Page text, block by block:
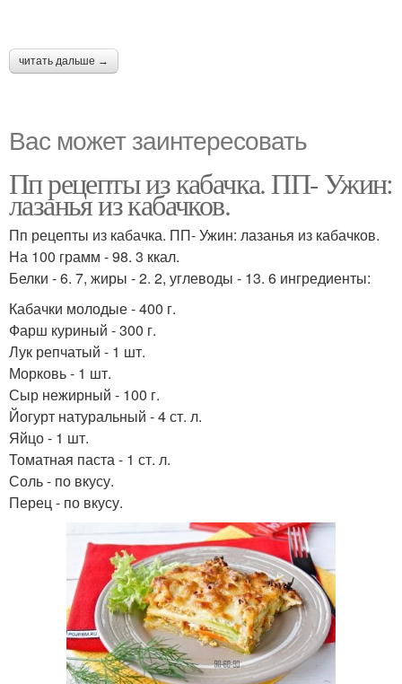
читать дальше →
Вас может заинтересовать
Пп рецепты из кабачка. ПП- Ужин:
лазанья из кабачков.
Пп рецепты из кабачка. ПП- Ужин: лазанья из кабачков.
На 100 грамм - 98. 3 ккал.
Белки - 6. 7, жиры - 2. 2, углеводы - 13. 6 ингредиенты:
Кабачки молодые - 400 г.
Фарш куриный - 300 г.
Лук репчатый - 1 шт.
Морковь - 1 шт.
Сыр нежирный - 100 г.
Йогурт натуральный - 4 ст. л.
Яйцо - 1 шт.
Томатная паста - 1 ст. л.
Соль - по вкусу.
Перец - по вкусу.